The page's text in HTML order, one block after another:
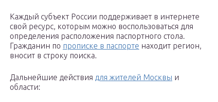
Каждый субъект России поддерживает в интернете
свой ресурс, которым можно воспользоваться для
определения расположения паспортного стола.
Гражданин по прописке в паспорте находит регион,
вносит в строку поиска.
Дальнейшие действия для жителей Москвы и
области: